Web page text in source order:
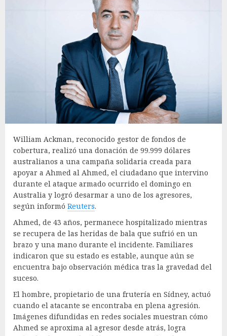
William Ackman, reconocido gestor de fondos de
cobertura, realizó una donación de 99.999 dólares
australianos a una campaña solidaria creada para
apoyar a Ahmed al Ahmed, el ciudadano que intervino
durante el ataque armado ocurrido el domingo en
Australia y logró desarmar a uno de los agresores,
según informó Reuters.
Ahmed, de 43 años, permanece hospitalizado mientras
se recupera de las heridas de bala que sufrió en un
brazo y una mano durante el incidente. Familiares
indicaron que su estado es estable, aunque aún se
encuentra bajo observación médica tras la gravedad del
suceso.
El hombre, propietario de una frutería en Sídney, actuó
cuando el atacante se encontraba en plena agresión.
Imágenes difundidas en redes sociales muestran cómo
Ahmed se aproxima al agresor desde atrás, logra